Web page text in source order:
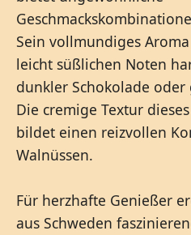
Sein vollmundiges
leicht süßlichen Noten
dunkler Schokolade
Die cremige Textur
bildet einen reizvollen
Walnüssen.
Für herzhafte Genießer
aus Schweden